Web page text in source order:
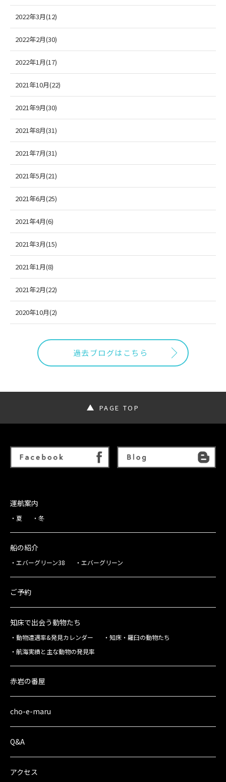
2022年3月(12)
2022年2月(30)
2022年1月(17)
2021年10月(22)
2021年9月(30)
2021年8月(31)
2021年7月(31)
2021年5月(21)
2021年6月(25)
2021年4月(6)
2021年3月(15)
2021年1月(8)
2021年2月(22)
2020年10月(2)
過去ブログはこちら
PAGE TOP
運航案内
夏 冬
船の紹介
エバーグリーン38 エバーグリーン
ご予約
知床で出会う動物たち
動物遭遇率&発見カレンダー
知床・羅臼の動物たち
航海実績と主な動物の発見率
赤岩の番屋
cho-e-maru
Q&A
アクセス